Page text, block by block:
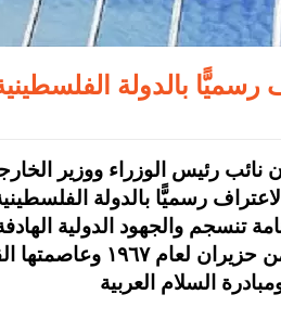
رسميًّا بالدولة
رئيس الوزراء ووزير
رسميًّا بالدولة
تنسجم والجهود الدولية
بالدولة الفلسطينية ذات السيادة